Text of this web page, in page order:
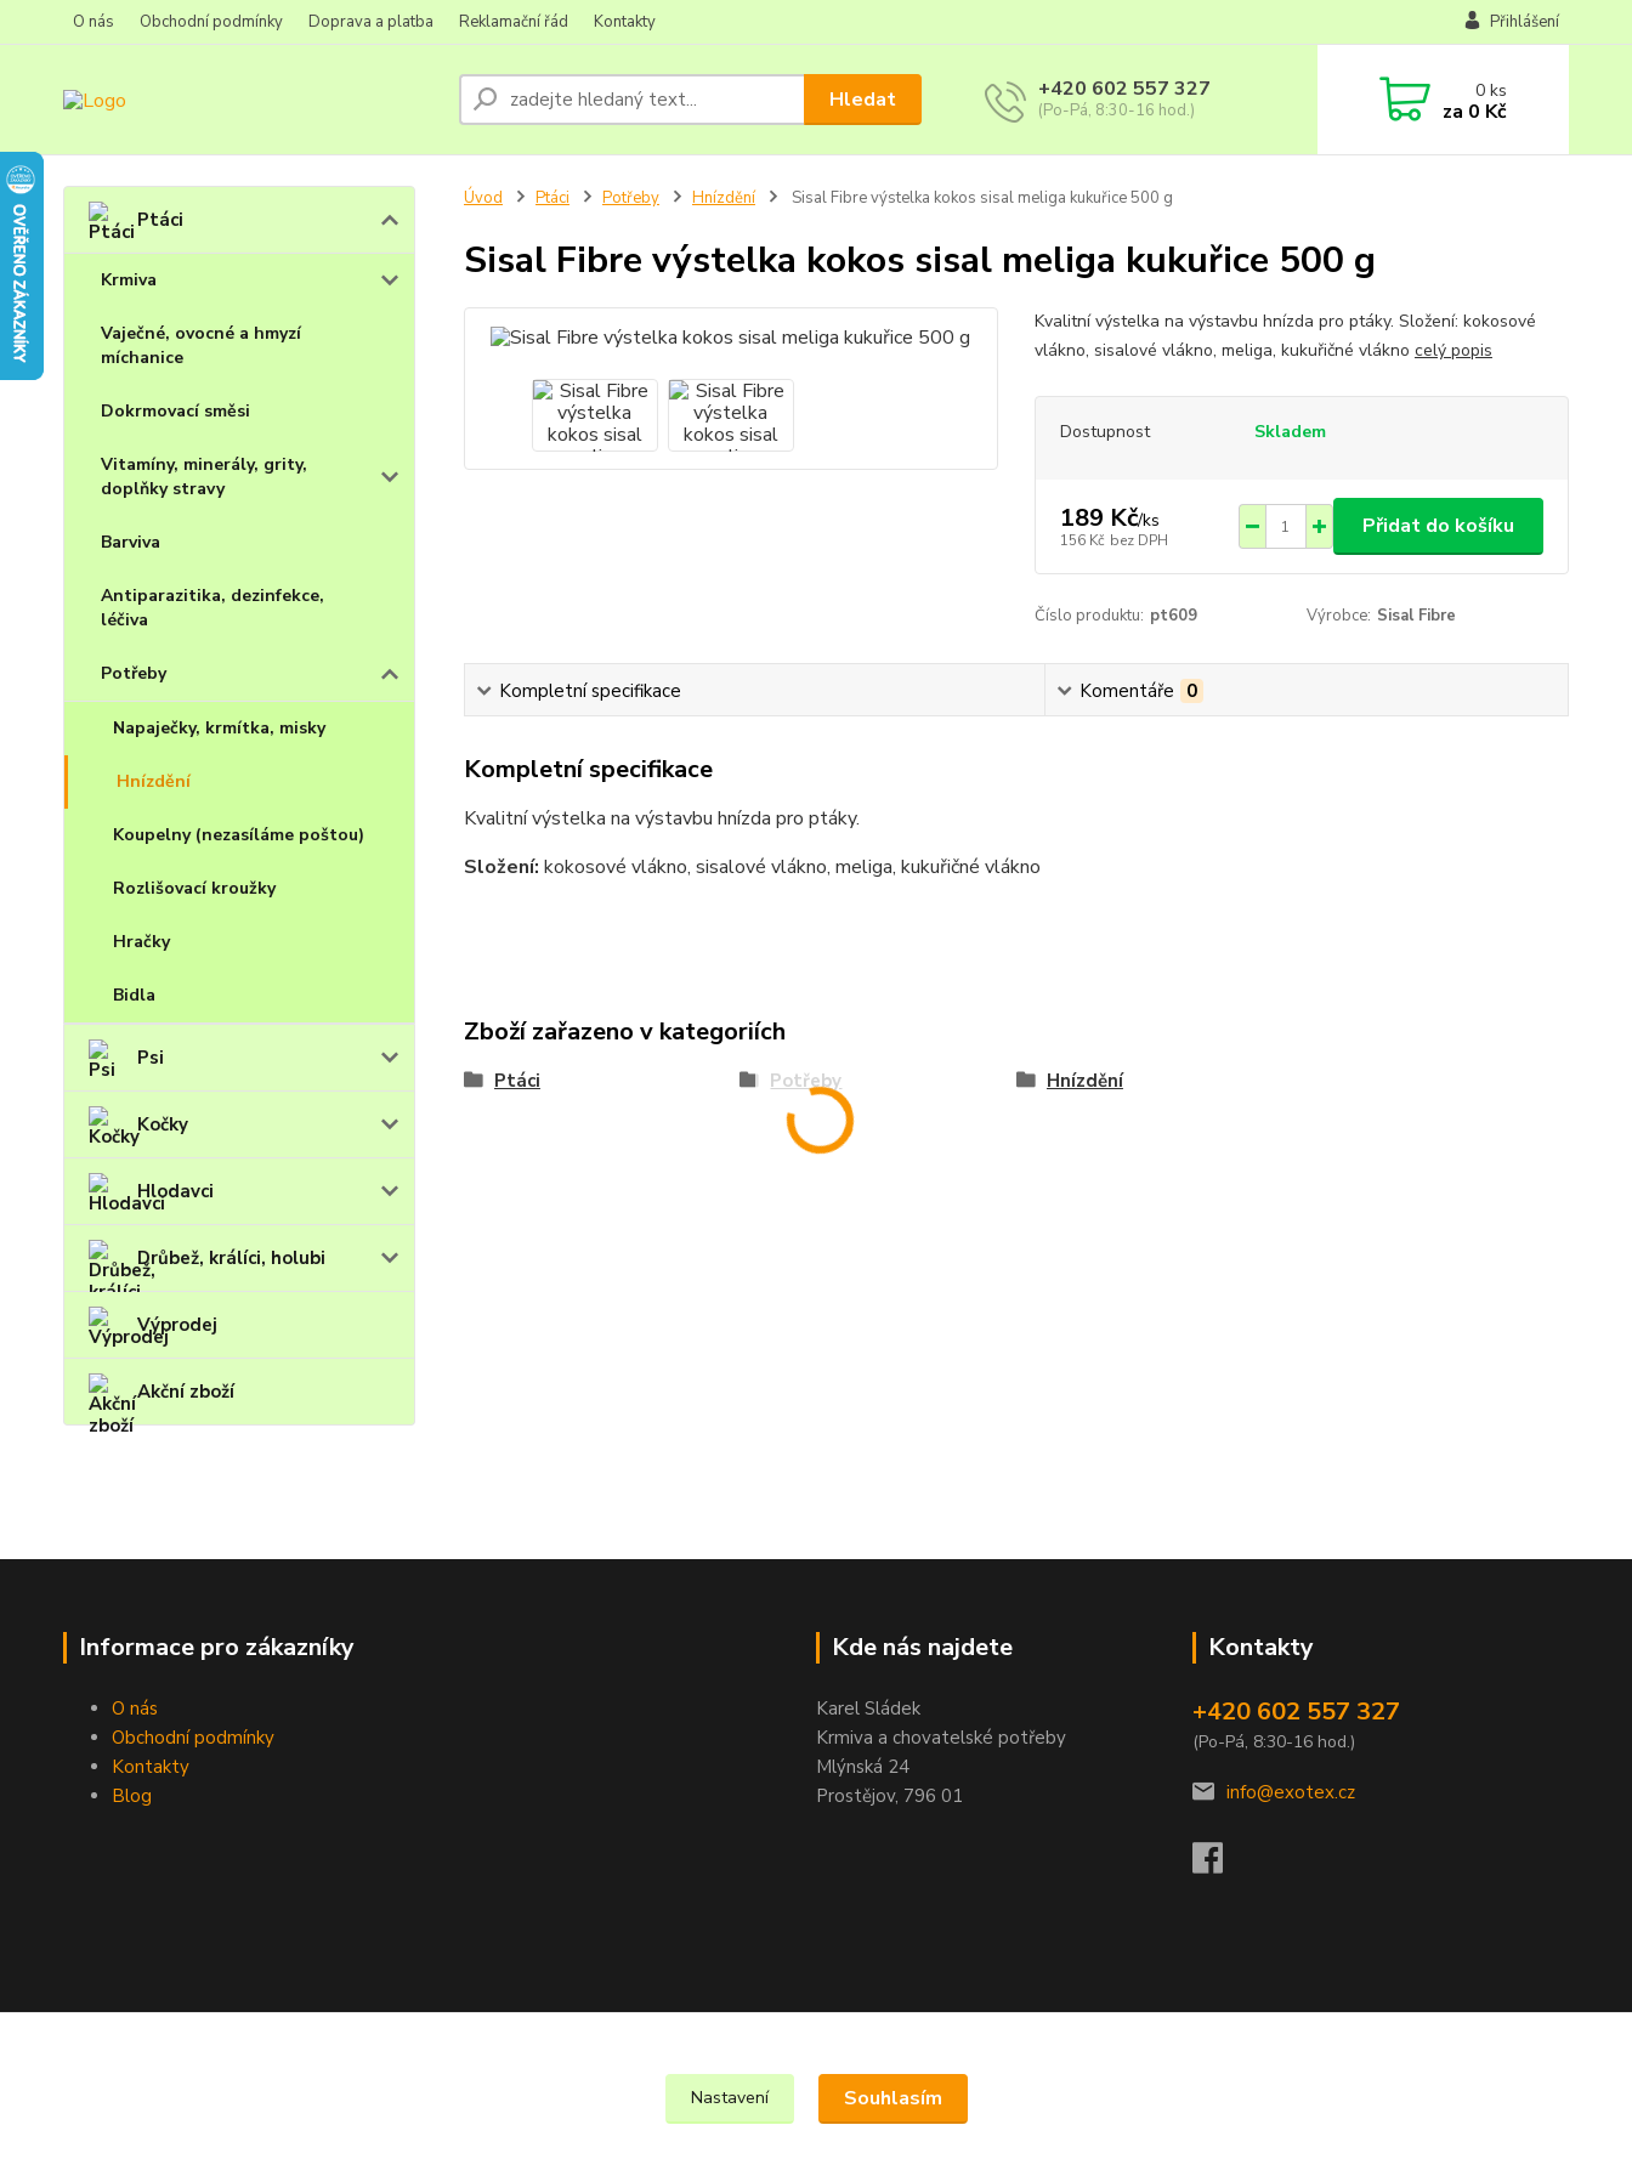
O nás Obchodní podmínky Doprava a platba Reklamační řád Kontakty Přihlášení
Hledat +420 602 557 327
(Po-Pá, 8:30-16 hod.)
0ks
za 0 Kč
Ptáci
Krmiva
Vaječné, ovocné a hmyzí
míchanice
Dokrmovací směsi
Vitamíny, minerály, grity,
doplňky stravy
Barviva
Antiparazitika, dezinfekce,
léčiva
Potřeby
Napaječky, krmítka, misky
Hnízdění
Koupelny (nezasíláme poštou)
Rozlišovací kroužky
Hračky
Bidla
Psi
Kočky
Hlodavci
Drůbež, králíci, holubi
Výprodej
Akční zboží
Úvod Ptáci Potřeby Hnízdění Sisal Fibre výstelka kokos sisal meliga kukuřice 500 g
Sisal Fibre výstelka kokos sisal meliga kukuřice 500 g
Kvalitní výstelka na výstavbu hnízda pro ptáky. Složení: kokosové
vlákno, sisalové vlákno, meliga, kukuřičné vlákno celý popis
Dostupnost Skladem
189 Kč/ks
156 Kč bez DPH
Přidat do košíku
Číslo produktu: pt609 Výrobce: Sisal Fibre
Kompletní specifikace Komentáře 0
Kompletní specifikace
Kvalitní výstelka na výstavbu hnízda pro ptáky.
Složení: kokosové vlákno, sisalové vlákno, meliga, kukuřičné vlákno
Zboží zařazeno v kategoriích
Ptáci Potřeby Hnízdění
Informace pro zákazníky
O nás
Obchodní podmínky
Kontakty
Blog
Kde nás najdete
Karel Sládek
Krmiva a chovatelské potřeby
Mlýnská 24
Prostějov, 796 01
Kontakty
+420 602 557 327
(Po-Pá, 8:30-16 hod.)
info@exotex.cz
Nastavení Souhlasím